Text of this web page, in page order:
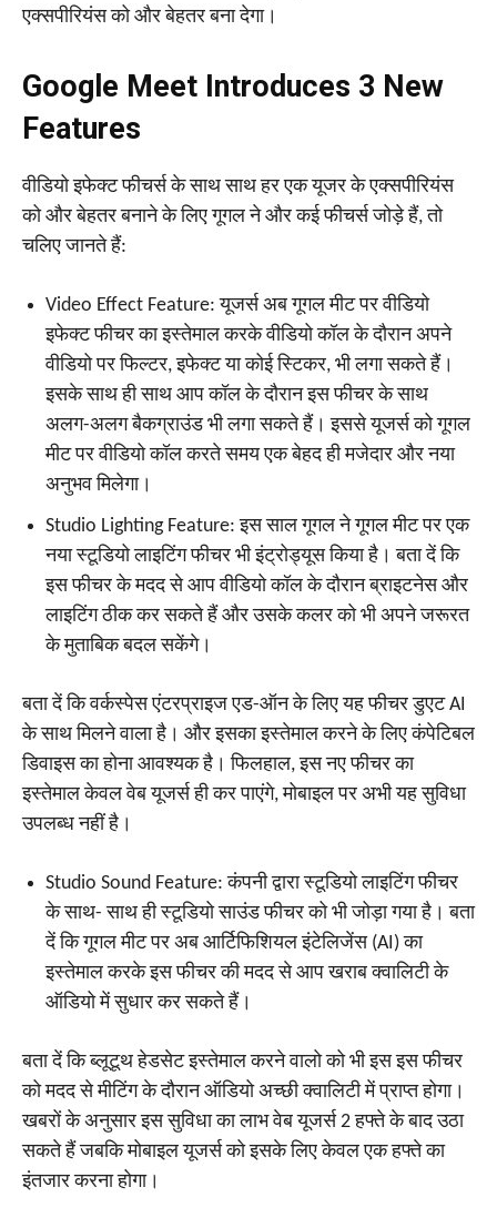
एक्सपीरियंस को और बेहतर बना देगा।
Google Meet Introduces 3 New
Features
वीडियो इफेक्ट फीचर्स के साथ साथ हर एक यूजर के एक्सपीरियंस
को और बेहतर बनाने के लिए गूगल ने और कई फीचर्स जोड़े हैं, तो
चलिए जानते हैं:
Video Effect Feature: यूजर्स अब गूगल मीट पर वीडियो
इफेक्ट फीचर का इस्तेमाल करके वीडियो कॉल के दौरान अपने
वीडियो पर फिल्टर, इफेक्ट या कोई स्टिकर, भी लगा सकते हैं।
इसके साथ ही साथ आप कॉल के दौरान इस फीचर के साथ
अलग-अलग बैकग्राउंड भी लगा सकते हैं। इससे यूजर्स को गूगल
मीट पर वीडियो कॉल करते समय एक बेहद ही मजेदार और नया
अनुभव मिलेगा।
Studio Lighting Feature: इस साल गूगल ने गूगल मीट पर एक
नया स्टूडियो लाइटिंग फीचर भी इंट्रोड्यूस किया है। बता दें कि
इस फीचर के मदद से आप वीडियो कॉल के दौरान ब्राइटनेस और
लाइटिंग ठीक कर सकते हैं और उसके कलर को भी अपने जरूरत
के मुताबिक बदल सकेंगे।
बता दें कि वर्कस्पेस एंटरप्राइज एड-ऑन के लिए यह फीचर डुएट AI
के साथ मिलने वाला है। और इसका इस्तेमाल करने के लिए कंपेटिबल
डिवाइस का होना आवश्यक है। फिलहाल, इस नए फीचर का
इस्तेमाल केवल वेब यूजर्स ही कर पाएंगे, मोबाइल पर अभी यह सुविधा
उपलब्ध नहीं है।
Studio Sound Feature: कंपनी द्वारा स्टूडियो लाइटिंग फीचर
के साथ- साथ ही स्टूडियो साउंड फीचर को भी जोड़ा गया है। बता
दें कि गूगल मीट पर अब आर्टिफिशियल इंटेलिजेंस (AI) का
इस्तेमाल करके इस फीचर की मदद से आप खराब क्वालिटी के
ऑडियो में सुधार कर सकते हैं।
बता दें कि ब्लूटूथ हेडसेट इस्तेमाल करने वालो को भी इस इस फीचर
को मदद से मीटिंग के दौरान ऑडियो अच्छी क्वालिटी में प्राप्त होगा।
खबरों के अनुसार इस सुविधा का लाभ वेब यूजर्स 2 हफ्ते के बाद उठा
सकते हैं जबकि मोबाइल यूजर्स को इसके लिए केवल एक हफ्ते का
इंतजार करना होगा।